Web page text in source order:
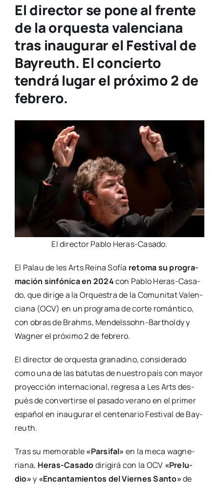
El director se pone al frente
de la orquesta valenciana
tras inaugurar el Festival de
Bayreuth. El concierto
tendrá lugar el próximo 2 de
febrero.
El direc­tor Pablo Heras-Casa­­do.
El Palau de les Arts Rei­na Sofía reto­ma su pro­gra­
ma­ción sin­fó­ni­ca en 2024con Pablo Heras-Casa­­
do, que diri­ge a la Orques­tra de la Comu­ni­tat Valen­
cia­na (OCV) en un pro­gra­ma de cor­te román­ti­co,
con obras de Brahms, Men­­del­s­­sohn-Bartholdy y
Wag­ner el pró­xi­mo 2 de febre­ro.
El direc­tor de orques­ta gra­na­dino, con­si­de­ra­do
como una de las batu­tas de nues­tro país con mayor
pro­yec­ción inter­na­cio­nal, regre­sa a Les Arts des­
pués de con­ver­tir­se el pasa­do verano en el pri­mer
espa­ñol en inau­gu­rar el cen­te­na­rio Fes­ti­val de Bay­
reuth.
Tras su memo­ra­ble«Par­si­fal» en la meca wag­ne­
ria­na, Heras-Casa­­dodiri­gi­rá con la OCV «Pre­lu­
dio»y «Encan­ta­mien­tos del Vier­nes San­to»de